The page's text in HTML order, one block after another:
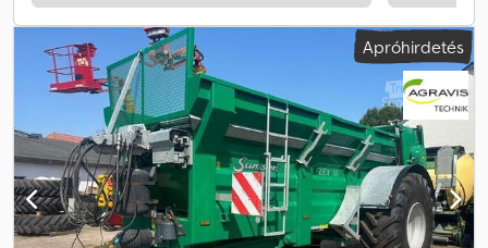
ellenőrzést, hogy a vevőnek ne legyenek téves elképzelései a
termék állapotáról és alkalmasságáról. Megtekintés és ellenőrzés
bármikor, előzetes egyeztetéssel lehetséges és kifejezetten
ajánlott!!! A képek illusztrációk, feláras tartozékokat is
tartalmazhatnak. A megadott belső méretek megközelítő adatok.
A hibákért és elírásokért felelősséget nem vállalunk, minden adat
tájékoztató jellegű! BESZÁMÍTÁS SZINTE BÁRMIRE LEHETSÉGES!!!
CSERE ÉS FELÁR LEHETSÉGES!!! Kiállítási terület: 58285
Gevelsberg, Am Sinnerhoop 17 Nyitvatartás: Hétfő - Péntek 8:30–
17:00, Szombat 8:30–14:00 Több mint 500 új és használt utánfutó
folyamatosan raktáron!!! Pegasus Anhänger GmbH Am
Apróhirdetés